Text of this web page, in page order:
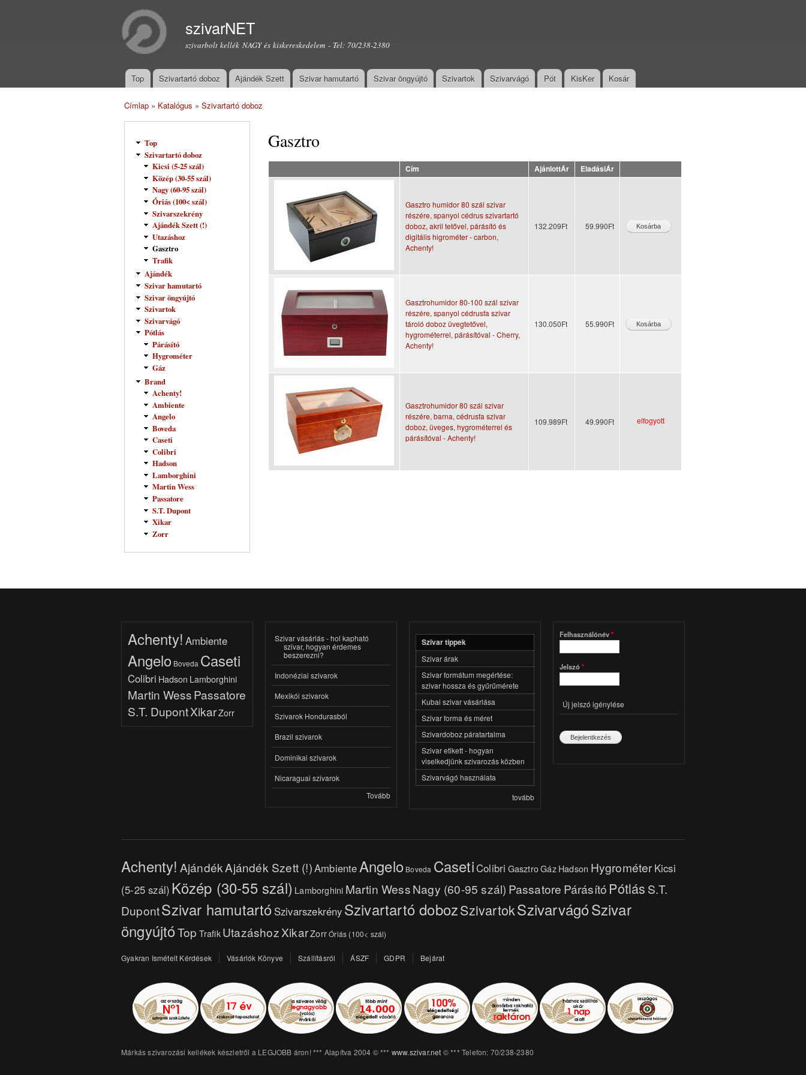
szivarNET
szivarbolt kellék NAGY és kiskereskedelem - Tel: 70/238-2380
Főmenü
Top Szivartartó doboz Ajándék Szett Szivar hamutartó Szivar öngyújtó Szivartok Szivarvágó Pót KisKer Kosár
Címlap » Katalógus » Szivartartó doboz
Top
Szivartartó doboz
Kicsi (5-25 szál)
Közép (30-55 szál)
Nagy (60-95 szál)
Óriás (100< szál)
Szivarszekrény
Ajándék Szett (!)
Utazáshoz
Gasztro
Trafik
Ajándék
Szivar hamutartó
Szivar öngyújtó
Szivartok
Szivarvágó
Pótlás
Párásító
Hygrométer
Gáz
Brand
Achenty!
Ambiente
Angelo
Boveda
Caseti
Colibri
Hadson
Lamborghini
Martin Wess
Passatore
S.T. Dupont
Xikar
Zorr
Gasztro
Cím AjánlottÁr EladásiÁr
Gasztro humidor 80 szál szivar
részére, spanyol cédrus szivartartó
doboz, akril tetővel, párásító és
digitális higrométer - carbon,
Achenty!
132.209Ft 59.990Ft
Gasztrohumidor 80-100 szál szivar
részére, spanyol cédrusfa szivar
tároló doboz üvegtetővel,
hygrométerrel, párásítóval - Cherry,
Achenty!
130.050Ft 55.990Ft
Gasztrohumidor 80 szál szivar
részére, barna, cédrusfa szivar
doboz, üveges, hygrométerrel és
párásítóval - Achenty!
109.989Ft 49.990Ft elfogyott
Achenty! Ambiente
Angelo Boveda Caseti
Colibri Hadson Lamborghini
Martin WessPassatore
S.T. DupontXikarZorr
Szivar vásárlás - hol kapható
szivar, hogyan érdemes
beszerezni?
Indonéziai szivarok
Mexikói szivarok
Szivarok Hondurasból
Brazil szivarok
Dominikai szivarok
Nicaraguai szivarok
Tovább
Szivar tippek
Szivar árak
Szivar formátum megértése:
szivar hossza és gyűrűmérete
Kubai szivar vásárlása
Szivar forma és méret
Szivardoboz páratartalma
Szivar etikett - hogyan
viselkedjünk szivarozás közben
Szivarvágó használata
tovább
Felhasználónév*
Jelszó*
Új jelszó igénylése
Achenty! AjándékAjándék Szett (!)AmbienteAngelo Boveda CasetiColibri GasztroGázHadson HygrométerKicsi
(5-25 szál) Közép (30-55 szál) Lamborghini Martin WessNagy (60-95 szál) Passatore Párásító Pótlás S.T.
DupontSzivar hamutartó Szivarszekrény Szivartartó dobozSzivartokSzivarvágóSzivar
öngyújtóTop TrafikUtazáshozXikarZorrÓriás (100< szál)
Gyakran Ismételt Kérdések Vásárlók Könyve Szállításról ÁSZF GDPR Bejárat
Márkás szivarozási kellékek készletről a LEGJOBB áron! *** Alapítva 2004 © *** www.szivar.net © *** Telefon: 70/238-2380